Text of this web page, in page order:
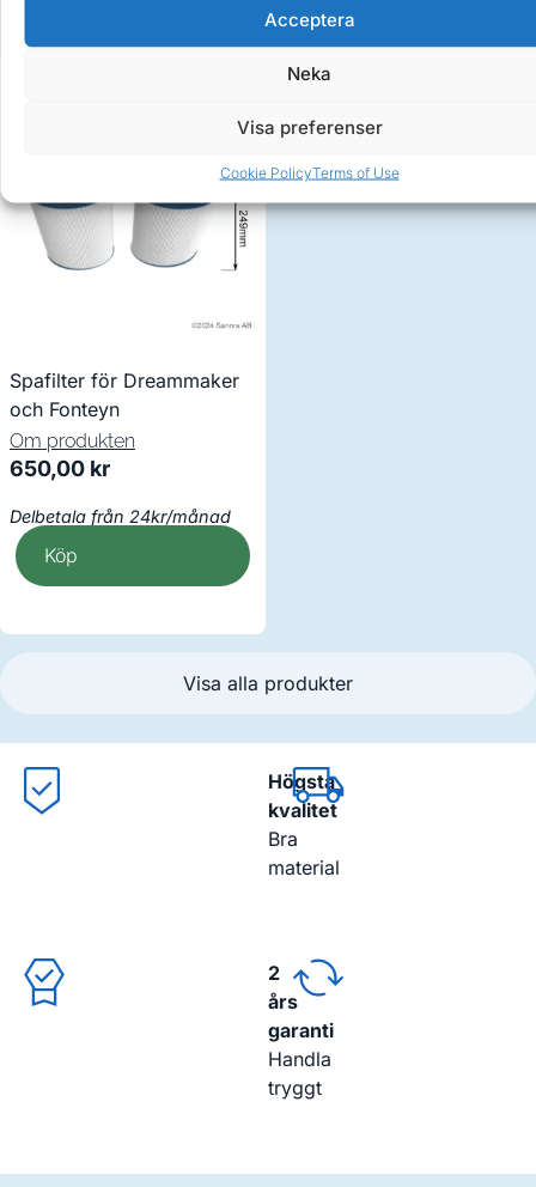
Acceptera
Neka
Visa preferenser
Cookie PolicyTerms of Use
Spafilter för Dreammaker
och Fonteyn
Om produkten
650,00 kr
Delbetala från 24kr/månad
Köp
Visa alla produkter
Högsta
kvalitet
Bra
material
2
års
garanti
Handla
tryggt